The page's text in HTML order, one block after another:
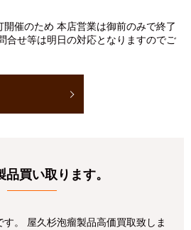
催のため 本店営業は御前のみで終了
合せ等は明日の対応となりますのでご
品買い取ります。
。 屋久杉泡瘤製品高価買取致しま